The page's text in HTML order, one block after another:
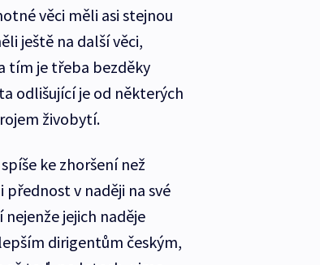
věci měli asi stejnou
ještě na další věci,
tím je třeba bezděky
odlišující je od některých
živobytí.
ke zhoršení než
v naději na své
jejich naděje
dirigentům českým,